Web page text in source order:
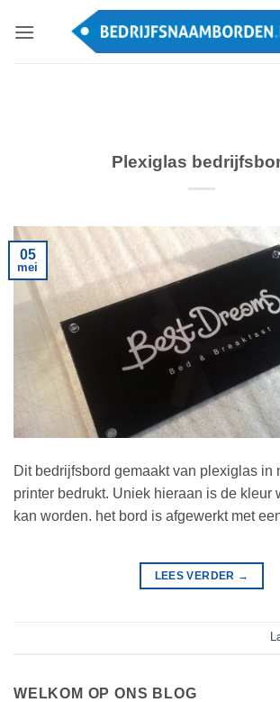
naar
Plexiglas
05
mei
Dit bedrijfsbord gemaakt van plexiglas in
printer bedrukt. Uniek hieraan is de kleur
kan worden. het bord is afgewerkt met
LEES VERDER →
WELKOM OP ONS BLOG